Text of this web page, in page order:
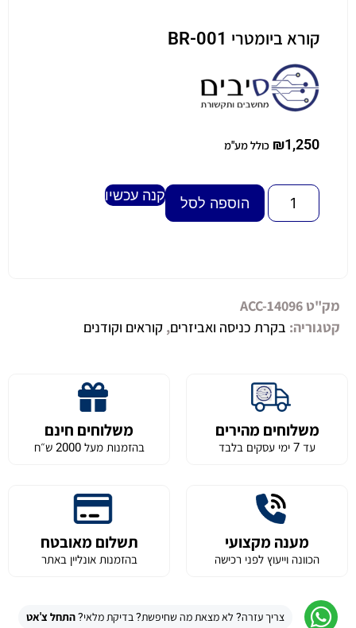
קורא ביומטרי BR-001
₪1,250 כולל מע"מ
הוספה לסל קנה עכשיו
מק"ט ACC-14096
קטגוריה: בקרת כניסה ואביזרים, קוראים וקודנים
משלוחים מהירים
עד 7 ימי עסקים בלבד
משלוחים חינם
בהזמנות מעל 2000 ש״ח
מענה מקצועי
הכוונה וייעוץ לפני רכישה
תשלום מאובטח
בהזמנות אונליין באתר
צריך עזרה? לא מצאת מה שחיפשת? בדיקת מלאי?התחל צ'אט